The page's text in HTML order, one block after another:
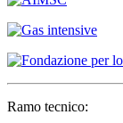
Ramo tecnico: